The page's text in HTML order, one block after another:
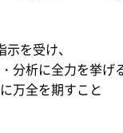
を受け、
分析に全力を挙げ
万全を期すこと